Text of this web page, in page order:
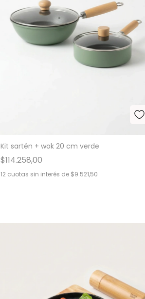
Kit sartén + wok 20 cm verde
$114.258,00
12 cuotas sin interés de $9.521,50